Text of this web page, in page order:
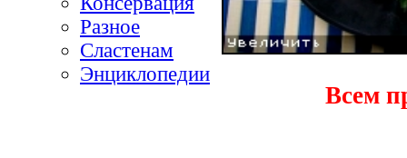
Разное
Сластенам
Энциклопедии
Всем